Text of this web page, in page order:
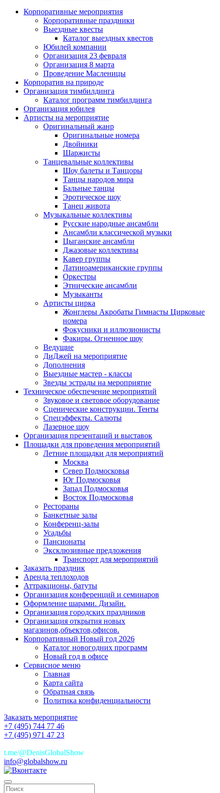
Корпоративные мероприятия
Корпоративные праздники
Выездные квесты
Каталог выездных квестов
Юбилей компании
Организация 23 февраля
Организация 8 марта
Проведение Масленицы
Корпоратив на природе
Организация тимбилдинга
Каталог программ тимбилдинга
Организация юбилея
Артисты на мероприятие
Оригинальный жанр
Оригинальные номера
Двойники
Шаржисты
Танцевальные коллективы
Шоу балеты и Танцоры
Танцы народов мира
Бальные танцы
Эротическое шоу
Танец живота
Музыкальные коллективы
Русские народные ансамбли
Ансамбли классической музыки
Цыганские ансамбли
Джазовые коллективы
Кавер группы
Латиноамериканские группы
Оркестры
Этнические ансамбли
Музыканты
Артисты цирка
Жонглеры Акробаты Гимнасты Цирковые
номера
Фокусники и иллюзионисты
Факиры. Огненное шоу
Ведущие
ДиДжей на мероприятие
Дополнения
Выездные мастер - классы
Звезды эстрады на мероприятие
Техническое обеспечение мероприятий
Звуковое и световое оборудование
Сценические конструкции. Тенты
Спецэффекты. Салюты
Лазерное шоу
Организация презентаций и выставок
Площадки для проведения мероприятий
Летние площадки для мероприятий
Москва
Север Подмосковья
Юг Подмосковья
Запад Подмосковья
Восток Подмосковья
Рестораны
Банкетные залы
Конференц-залы
Усадьбы
Пансионаты
Эксклюзивные предложения
Транспорт для мероприятий
Заказать праздник
Аренда теплоходов
Аттракционы, батуты
Организация конференций и семинаров
Оформление шарами. Дизайн.
Организация городских праздников
Организация открытия новых
магазинов,объектов,офисов.
Корпоративный Новый год 2026
Каталог новогодних программ
Новый год в офисе
Сервисное меню
Главная
Карта сайта
Обратная связь
Политика конфиденциальности
Заказать мероприятие
+7 (495) 744 77 46
+7 (495) 971 47 23
t.me/@DenisGlobalShow
info@globalshow.ru